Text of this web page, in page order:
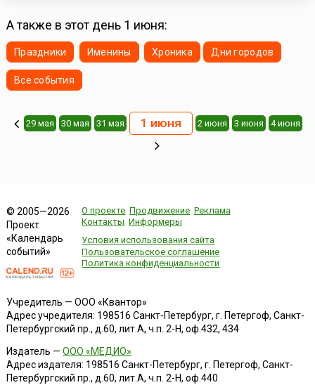
А также в этот день 1 июня:
Праздники Именины Хроника Дни городов
Все события
29 мая 30 мая 31 мая 1 июня 2 июня 3 июня 4 июня
© 2005—2026
Проект
«Календарь
событий»
О проекте Продвижение Реклама
Контакты Информеры
Условия использования сайта
Пользовательское соглашение
Политика конфиденциальности
Учредитель — ООО «Квантор»
Адрес учредителя: 198516 Санкт-Петербург, г. Петергоф, Санкт-
Петербургский пр., д.60, лит.А, ч.п. 2-Н, оф.432, 434
Издатель — ООО «МЕДИО»
Адрес издателя: 198516 Санкт-Петербург, г. Петергоф, Санкт-
Петербургский пр., д.60, лит.А, ч.п. 2-Н, оф.440